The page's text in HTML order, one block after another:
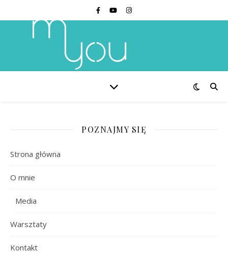
POZNAJMY SIĘ
Strona główna
O mnie
Media
Warsztaty
Kontakt